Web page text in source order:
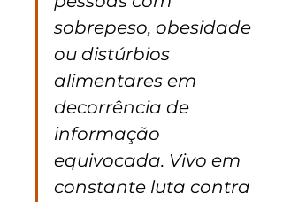
sobrepeso, obesidade
ou distúrbios
alimentares em
decorrência de
informação
equivocada. Vivo em
constante luta contra